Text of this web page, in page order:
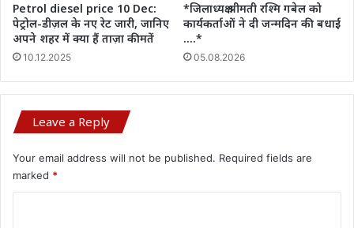
Petrol diesel price 10 Dec:
पेट्रोल-डीज़ल के नए रेट जारी, जानिए
अपने शहर में क्या हैं ताज़ा कीमतें
10.12.2025
*जिलाध्यक्ष श्रीमती रश्मि गबेल को
कार्यकर्ताओं ने दी जन्मदिन की बधाई
….*
05.08.2026
Leave a Reply
Your email address will not be published. Required fields are
marked *